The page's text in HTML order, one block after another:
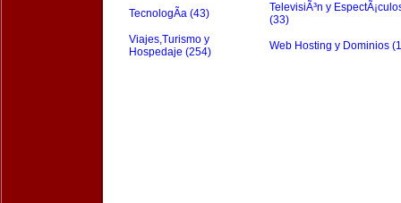
TecnologÃ­a (43)
TelevisiÃ³n y
(33)
Viajes,Turismo y
Hospedaje (254)
Web Hosting y Dominios